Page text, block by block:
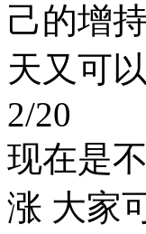
己的增
天又可
2/20
现在是
涨 大家